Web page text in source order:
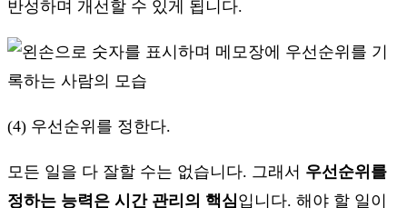
반성하며 개선할 수 있게 됩니다.
(4) 우선순위를 정한다.
모든 일을 다 잘할 수는 없습니다. 그래서 우선순위를
정하는 능력은 시간 관리의 핵심입니다. 해야 할 일이